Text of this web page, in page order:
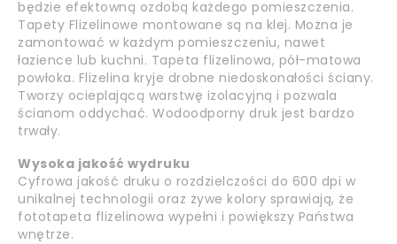
będzie efektowną ozdobą każdego pomieszczenia.
Tapety Flizelinowe montowane są na klej. Można je
zamontować w każdym pomieszczeniu, nawet
łazience lub kuchni. Tapeta flizelinowa, pół-matowa
powłoka. Flizelina kryje drobne niedoskonałości ściany.
Tworzy ocieplającą warstwę izolacyjną i pozwala
ścianom oddychać. Wodoodporny druk jest bardzo
trwały.
Wysoka jakość wydruku
Cyfrowa jakość druku o rozdzielczości do 600 dpi w
unikalnej technologii oraz żywe kolory sprawiają, że
fototapeta flizelinowa wypełni i powiększy Państwa
wnętrze.